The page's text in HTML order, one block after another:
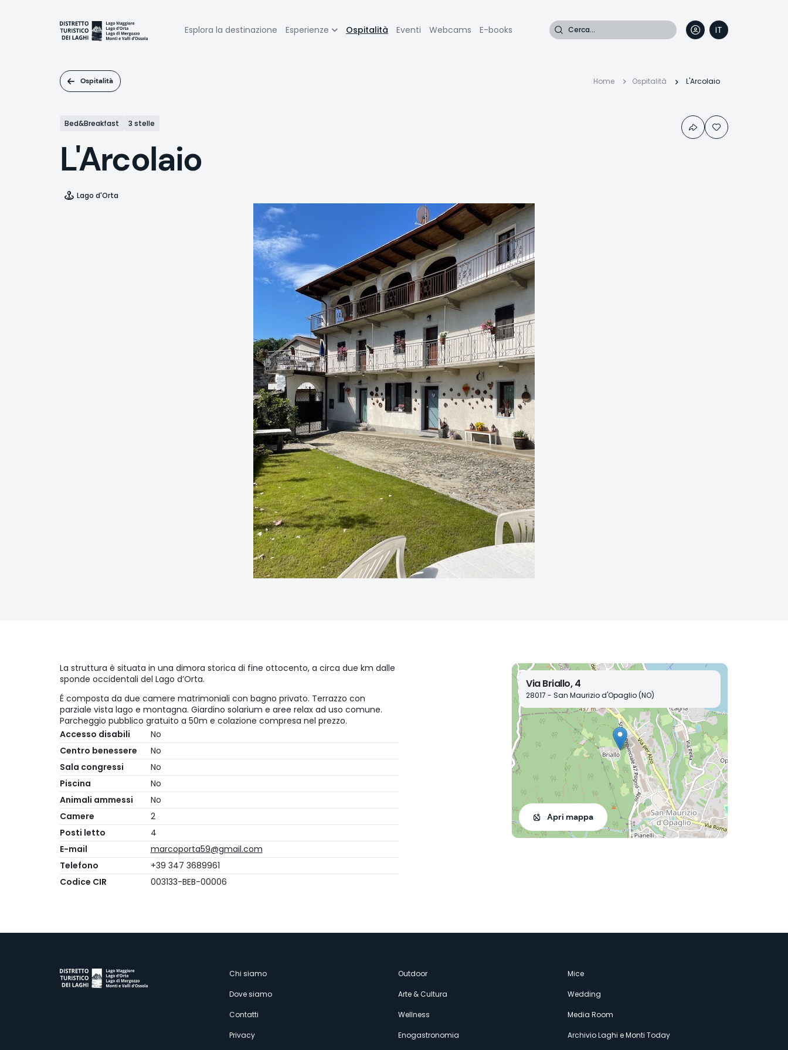
Navigazione
Esplora la destinazione Esperienze Ospitalità Eventi Webcams E-books Cerca
IT
EN
FR
DE
Ospitalità
Briciole
Home Ospitalità L'Arcolaio
Bed&Breakfast 3 stelle
L'Arcolaio
Lago d'Orta
La struttura è situata in una dimora storica di fine ottocento, a circa due km dalle
sponde occidentali del Lago d’Orta.
É composta da due camere matrimoniali con bagno privato. Terrazzo con
parziale vista lago e montagna. Giardino solarium e aree relax ad uso comune.
Parcheggio pubblico gratuito a 50m e colazione compresa nel prezzo.
Accesso disabili
No
Centro benessere
No
Sala congressi
No
Piscina
No
Animali ammessi
No
Camere
2
Posti letto
4
E-mail
marcoporta59@gmail.com
Telefono
+39 347 3689961
Codice CIR
003133-BEB-00006
Via Briallo, 4
28017 - San Maurizio d'Opaglio (NO)
Apri mappa
Menù
secondario
Chi siamo
Dove siamo
Contatti
Privacy
Outdoor
Arte & Cultura
Wellness
Enogastronomia
Mice
Wedding
Media Room
Archivio Laghi e Monti Today